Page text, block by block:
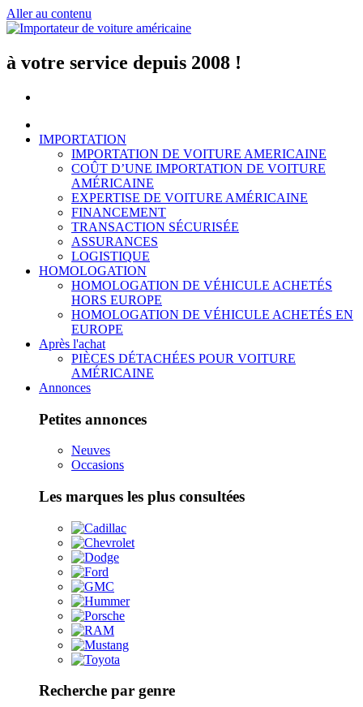
Aller au contenu
à votre service depuis 2008 !
IMPORTATION
IMPORTATION DE VOITURE AMERICAINE
COÛT D’UNE IMPORTATION DE VOITURE
AMÉRICAINE
EXPERTISE DE VOITURE AMÉRICAINE
FINANCEMENT
TRANSACTION SÉCURISÉE
ASSURANCES
LOGISTIQUE
HOMOLOGATION
HOMOLOGATION DE VÉHICULE ACHETÉS
HORS EUROPE
HOMOLOGATION DE VÉHICULE ACHETÉS EN
EUROPE
Après l'achat
PIÈCES DÉTACHÉES POUR VOITURE
AMÉRICAINE
Annonces
Petites annonces
Neuves
Occasions
Les marques les plus consultées
Recherche par genre